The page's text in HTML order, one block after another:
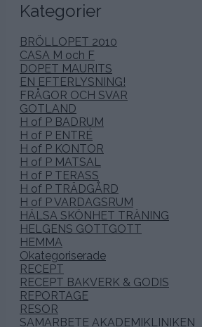
Kategorier
BRÖLLOPET 2010
CASA M och F
DOPET MAURITS
EN EFTERLYSNING!
FRÅGOR OCH SVAR
GOTLAND
H of P BADRUM
H of P ENTRÉ
H of P KONTOR
H of P MATSAL
H of P TERASS
H of P TRÄDGÅRD
H of P VARDAGSRUM
HÄLSA SKÖNHET TRÄNING
HELGENS GOTTGOTT
HEMMA
Okategoriserade
RECEPT
RECEPT BAKVERK & GODIS
REPORTAGE
RESOR
SAMARBETE AKADEMIKLINIKEN